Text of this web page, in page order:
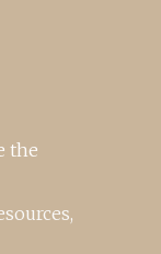
the